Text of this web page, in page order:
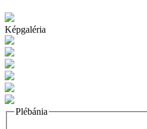
Képgaléria
Plébánia